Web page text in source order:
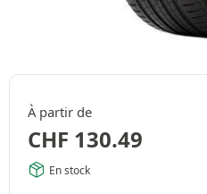
À partir de
CHF 130.49
En stock